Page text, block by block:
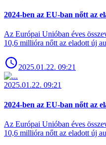
2024-ben az EU-ban nőtt az
Az Európai Unióban éves
10,6 millióra nőtt az eladott új
2025.01.22. 09:21
2025.01.22. 09:21
2024-ben az EU-ban nőtt az
Az Európai Unióban éves
10,6 millióra nőtt az eladott új